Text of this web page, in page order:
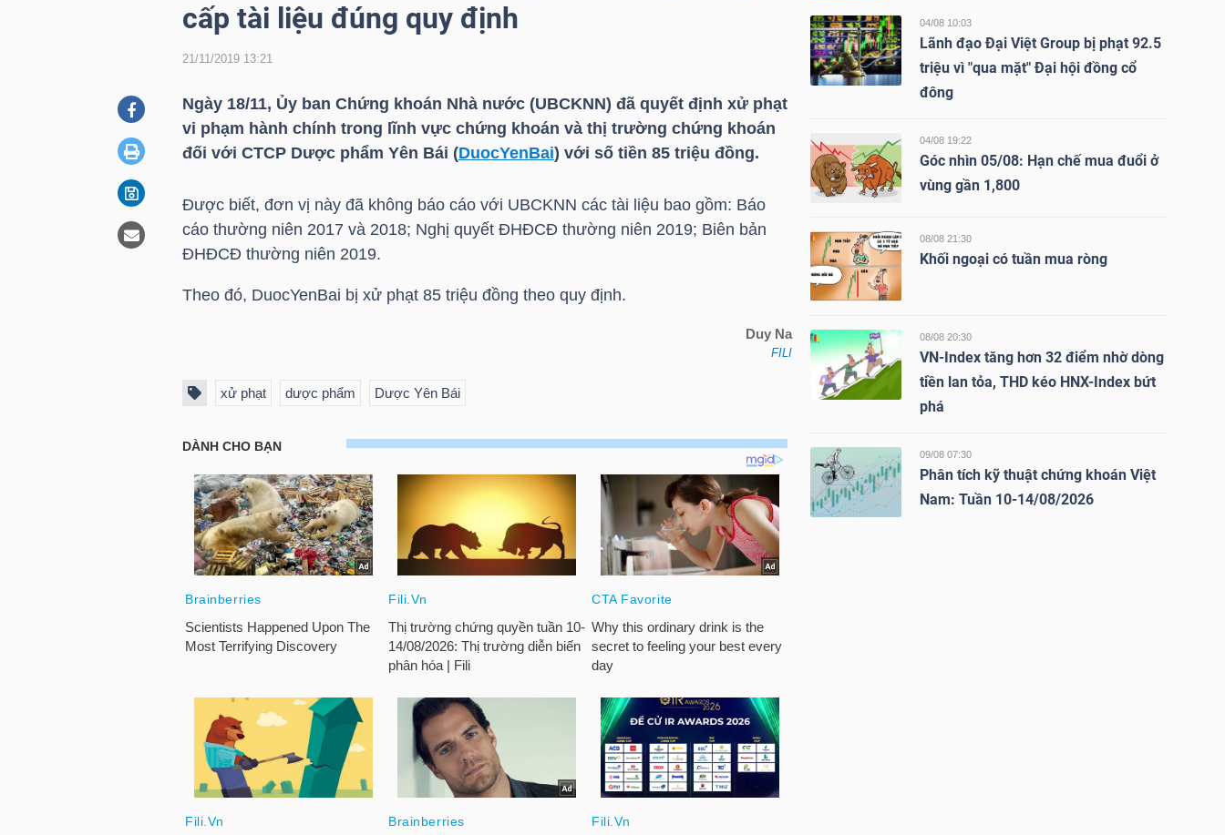
cấp tài liệu đúng quy định
21/11/2019 13:21
Ngày 18/11, Ủy ban Chứng khoán Nhà nước (UBCKNN) đã quyết định xử phạt
vi phạm hành chính trong lĩnh vực chứng khoán và thị trường chứng khoán
đối với CTCP Dược phẩm Yên Bái (DuocYenBai) với số tiền 85 triệu đồng.
Được biết, đơn vị này đã không báo cáo với UBCKNN các tài liệu bao gồm: Báo
cáo thường niên 2017 và 2018; Nghị quyết ĐHĐCĐ thường niên 2019; Biên bản
ĐHĐCĐ thường niên 2019.
Theo đó, DuocYenBai bị xử phạt 85 triệu đồng theo quy định.
Duy Na
FILI
xử phạt dược phẩm Dược Yên Bái
04/08 10:03
Lãnh đạo Đại Việt Group bị phạt 92.5
triệu vì "qua mặt" Đại hội đồng cổ
đông
04/08 19:22
Góc nhìn 05/08: Hạn chế mua đuổi ở
vùng gần 1,800
08/08 21:30
Khối ngoại có tuần mua ròng
08/08 20:30
VN-Index tăng hơn 32 điểm nhờ dòng
tiền lan tỏa, THD kéo HNX-Index bứt
phá
09/08 07:30
Phân tích kỹ thuật chứng khoán Việt
Nam: Tuần 10-14/08/2026